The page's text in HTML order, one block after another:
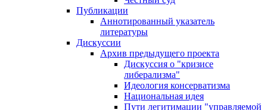
Публикации
Аннотированный указатель
литературы
Дискуссии
Архив предыдущего проекта
Дискуссия о "кризисе
либерализма"
Идеология консерватизма
Национальная идея
Пути легитимации "управляемой